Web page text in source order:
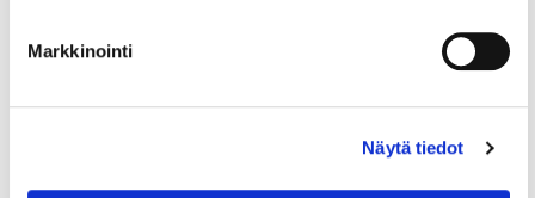
Markkinointi
Näytä tiedot
talouskysely ja kauppakamarien vientiasiakirjojen
kysyntä viittaavat talouskasvun käynnistymiseen,